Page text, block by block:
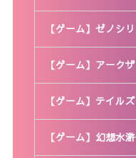
【ゲーム】ゼノシ
【ゲーム】アーク
【ゲーム】テイル
【ゲーム】幻想水